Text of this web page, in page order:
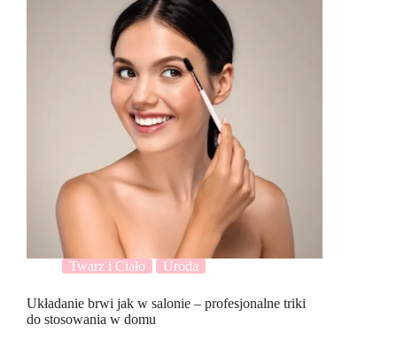
Twarz i Ciało Uroda
Układanie brwi jak w salonie – profesjonalne triki
do stosowania w domu